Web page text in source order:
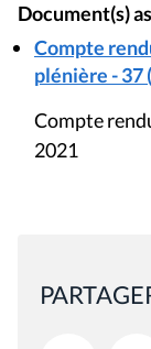
Document(s)
Compte
plénière - 37
Compte
2021